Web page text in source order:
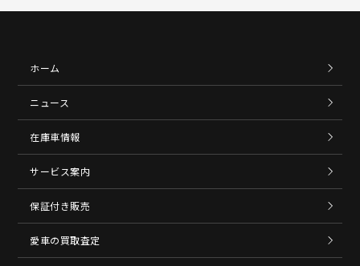
ホーム
ニュース
在庫車情報
サービス案内
保証付き販売
愛車の買取査定